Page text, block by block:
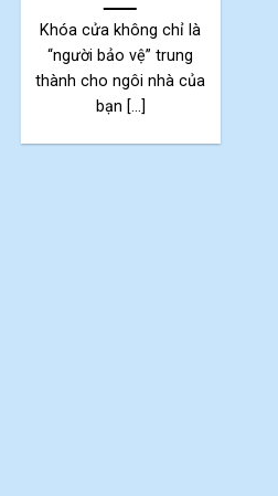
Khóa cửa không chỉ là
“người bảo vệ” trung
thành cho ngôi nhà của
bạn [...]